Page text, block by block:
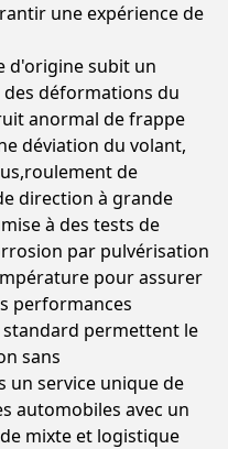
une expérience de
d'origine subit un
déformations du
anormal de frappe
déviation du volant,
de
direction à grande
à des tests de
par pulvérisation
pour assurer
performances
permettent le
sans
service unique de
automobiles avec un
mixte et logistique